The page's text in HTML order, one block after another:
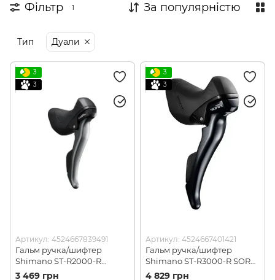
Фільтр 1 За популярністю
Тип Дуали
3
3
Артикул: 4524667839491
Гальм ручка/шифтер
Shimano ST-R2000-R
CLARIS Dual Control 8-
3 469 грн
3
3
Артикул: 4524667401421
Гальм ручка/шифтер
Shimano ST-R3000-R SORA
Dual Control 9-швидк.
4 829 грн